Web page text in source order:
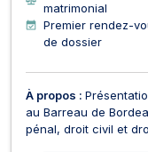
matrimonial
Premier rendez-
de dossier
À propos :
au Barreau de
pénal, droit civil et